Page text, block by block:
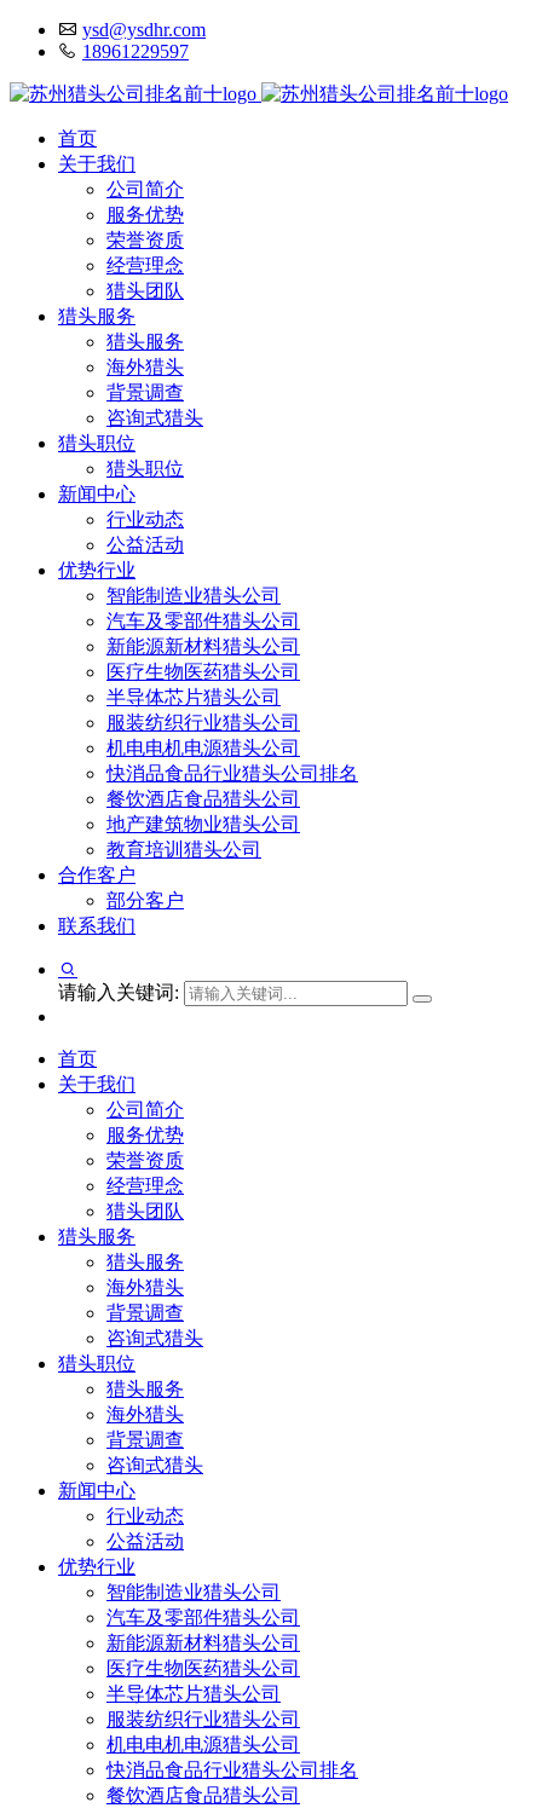
ysd@ysdhr.com
18961229597
首页
关于我们
公司简介
服务优势
荣誉资质
经营理念
猎头团队
猎头服务
猎头服务
海外猎头
背景调查
咨询式猎头
猎头职位
猎头职位
新闻中心
行业动态
公益活动
优势行业
智能制造业猎头公司
汽车及零部件猎头公司
新能源新材料猎头公司
医疗生物医药猎头公司
半导体芯片猎头公司
服装纺织行业猎头公司
机电电机电源猎头公司
快消品食品行业猎头公司排名
餐饮酒店食品猎头公司
地产建筑物业猎头公司
教育培训猎头公司
合作客户
部分客户
联系我们
请输入关键词:
首页
关于我们
公司简介
服务优势
荣誉资质
经营理念
猎头团队
猎头服务
猎头服务
海外猎头
背景调查
咨询式猎头
猎头职位
猎头服务
海外猎头
背景调查
咨询式猎头
新闻中心
行业动态
公益活动
优势行业
智能制造业猎头公司
汽车及零部件猎头公司
新能源新材料猎头公司
医疗生物医药猎头公司
半导体芯片猎头公司
服装纺织行业猎头公司
机电电机电源猎头公司
快消品食品行业猎头公司排名
餐饮酒店食品猎头公司